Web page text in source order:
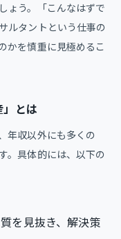
ょう。「こんなはずで
ルタントという仕事の
かを慎重に見極めるこ
とは
年収以外にも多くの
。具体的には、以下の
を見抜き、解決策